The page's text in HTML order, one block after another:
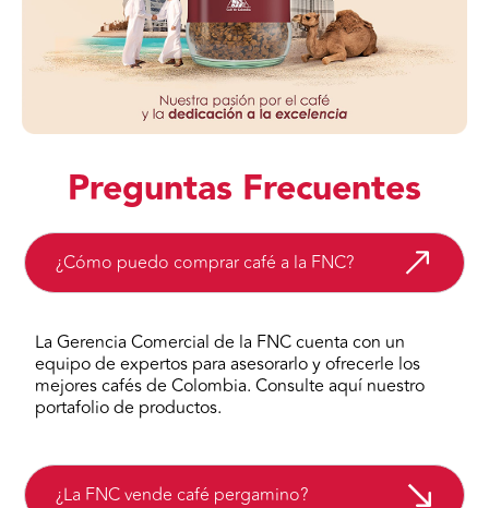
Preguntas Frecuentes
¿Cómo puedo comprar café a la FNC?
La Gerencia Comercial de la FNC cuenta con un
equipo de expertos para asesorarlo y ofrecerle los
mejores cafés de Colombia. Consulte aquí nuestro
portafolio de productos.
¿La FNC vende café pergamino?